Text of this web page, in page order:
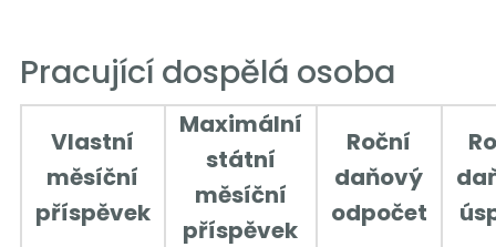
Pracující dospělá osoba
Vlastní
měsíční
příspěvek
Maximální
státní
měsíční
příspěvek
Roční
daňový
odpočet